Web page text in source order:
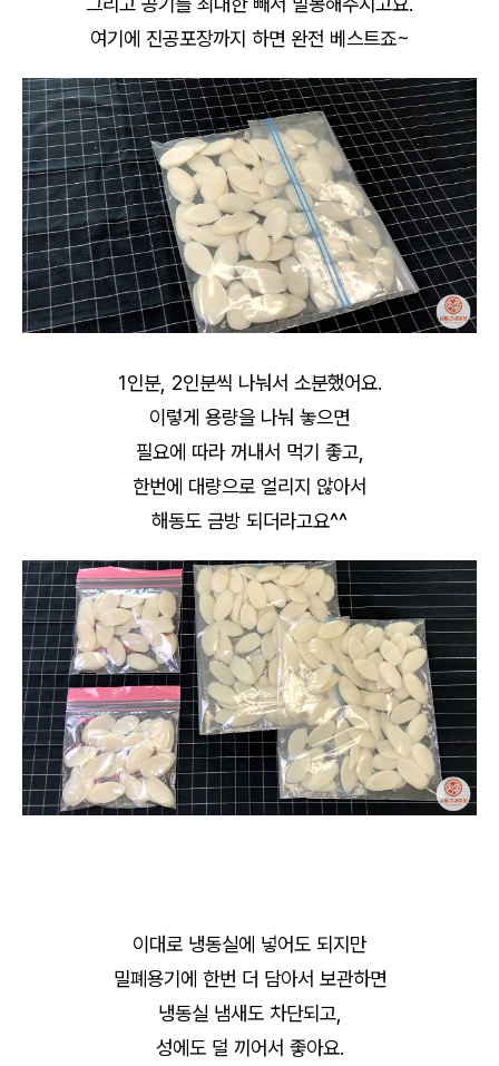
여기에 진공포장까지 하면 완전 베스트죠~
1인분, 2인분씩 나눠서 소분했어요.
이렇게 용량을 나눠 놓으면
필요에 따라 꺼내서 먹기 좋고,
한번에 대량으로 얼리지 않아서
해동도 금방 되더라고요^^
이대로 냉동실에 넣어도 되지만
밀폐용기에 한번 더 담아서 보관하면
냉동실 냄새도 차단되고,
성에도 덜 끼어서 좋아요.